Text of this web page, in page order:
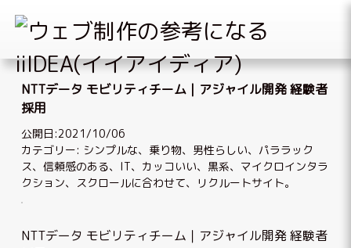
Skip
content
NTTデータ モビリティチーム｜アジャイル開発 経験者
採用
公開日:2021/10/06
カテゴリー: シンプルな、 乗り物、 男性らしい、 パララック
ス、信頼感のある、 IT、 カッコいい、 黒系、 マイクロインタラ
クション、 スクロールに合わせて、 リクルートサイト。
NTTデータ モビリティチーム｜アジャイル開発 経験者